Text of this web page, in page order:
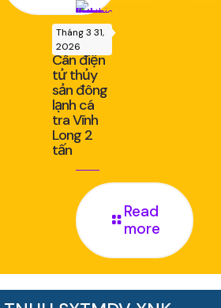
Tháng 3 31,
2026
Cân điện
tử thủy
sản đông
lạnh cá
tra Vĩnh
Long 2
tấn
Read
more